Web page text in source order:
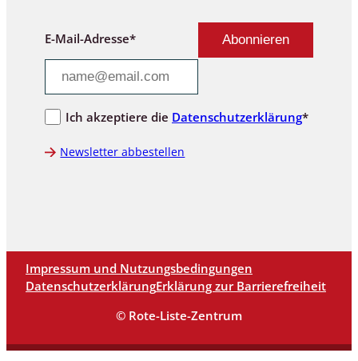
E-Mail-Adresse*
Ich akzeptiere die Datenschutzerklärung*
Newsletter abbestellen
Impressum und Nutzungsbedingungen
DatenschutzerklärungErklärung zur Barrierefreiheit
© Rote-Liste-Zentrum